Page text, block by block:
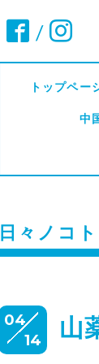
/
トップペー
中
日々ノコト
04
14
山